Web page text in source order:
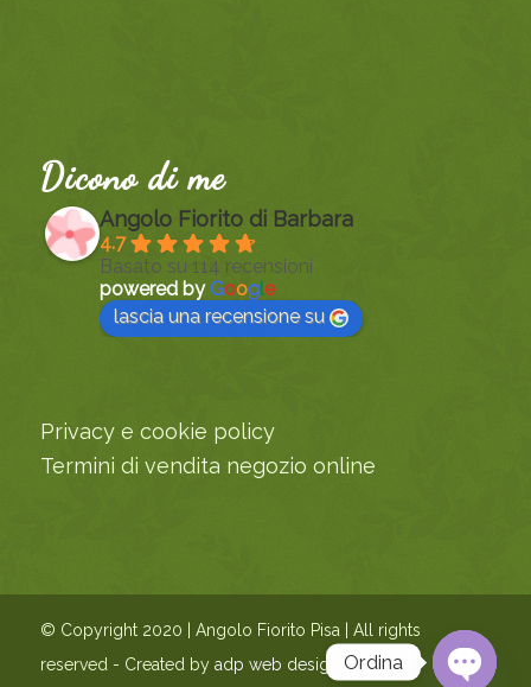
Dicono di me
Angolo Fiorito di Barbara
4.7
Basato su 114 recensioni
powered byGoogle
lascia una recensione su
Privacy e cookie policy
Termini di vendita negozio online
© Copyright 2020 | Angolo Fiorito Pisa | All rights
reserved - Created byadp web design Ordina